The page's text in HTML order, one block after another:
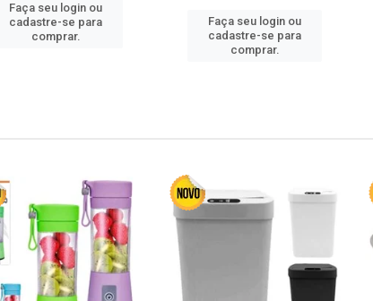
Faça seu login ou
cadastre-se para
comprar.
Faça seu login ou
cadastre-se para
comprar.